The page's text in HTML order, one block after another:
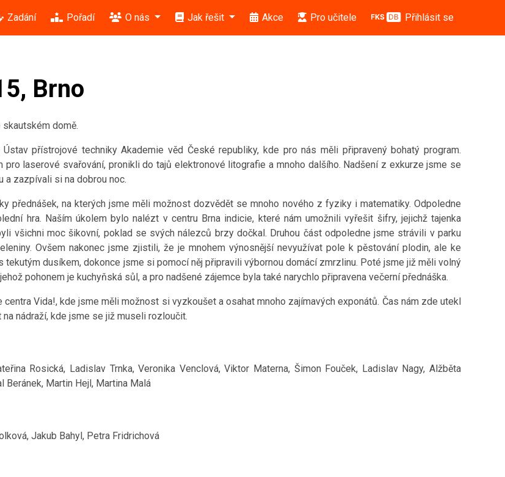
Zadání Pořadí O nás Jak řešit Akce Pro učitele Přihlásit se
Brno
domě.
přístrojové techniky Akademie věd České republiky, kde pro nás měli připravený bohatý program.
laserové svařování, pronikli do tajů elektronové litografie a mnoho dalšího. Nadšení z exkurze jsme se
a zazpívali si na dobrou noc.
přednášek, na kterých jsme měli možnost dozvědět se mnoho nového z fyziky i matematiky. Odpoledne
hra. Naším úkolem bylo nalézt v centru Brna indicie, které nám umožnili vyřešit šifry, jejichž tajenka
všichni moc šikovní, poklad se svých nálezců brzy dočkal. Druhou část odpoledne jsme strávili v parku
Ovšem nakonec jsme zjistili, že je mnohem výnosnější nevyužívat pole k pěstování plodin, ale ke
dusíkem, dokonce jsme si pomocí něj připravili výbornou domácí zmrzlinu. Poté jsme již měli volný
pohonem je kuchyňská sůl, a pro nadšené zájemce byla také narychlo připravena večerní přednáška.
Vida!, kde jsme měli možnost si vyzkoušet a osahat mnoho zajímavých exponátů. Čas nám zde utekl
nádraží, kde jsme se již museli rozloučit.
Rosická, Ladislav Trnka, Veronika Venclová, Viktor Materna, Šimon Fouček, Ladislav Nagy, Alžběta
Beránek, Martin Hejl, Martina Malá
Jakub Bahyl, Petra Fridrichová